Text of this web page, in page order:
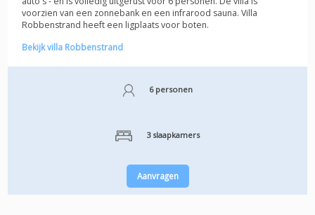
voorzien van een zonnebank en een infrarood sauna. Villa
Robbenstrand heeft een ligplaats voor boten.
Bekijk villa Robbenstrand
6 personen
3 slaapkamers
Aanvragen